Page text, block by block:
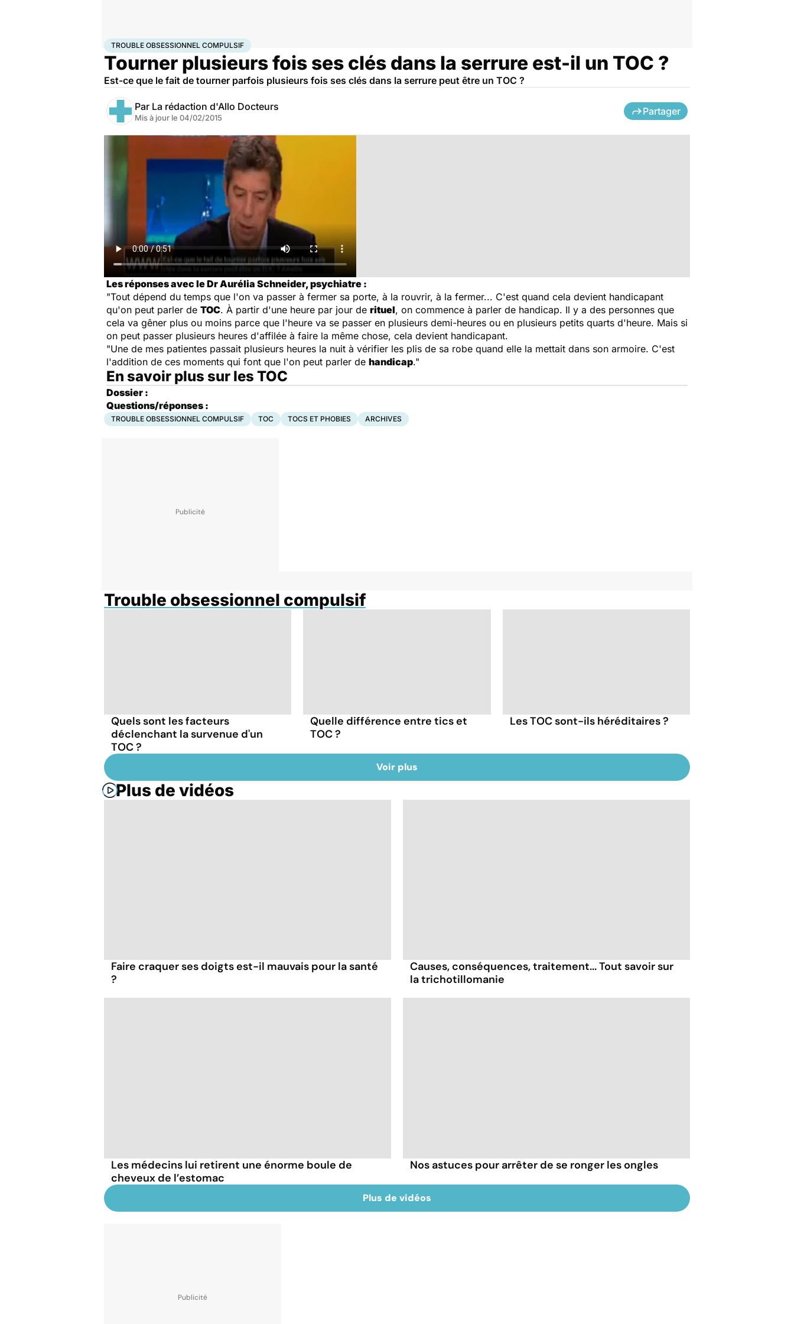
AccueilSantéTrouble obsessionnel compulsif
TROUBLE OBSESSIONNEL COMPULSIF
Tourner plusieurs fois ses clés dans la serrure est-il un TOC ?
Est-ce que le fait de tourner parfois plusieurs fois ses clés dans la serrure peut être un TOC ?
Par La rédaction d'Allo Docteurs
Mis à jour le 04/02/2015
Partager
Les réponses avec le Dr Aurélia Schneider, psychiatre :
"Tout dépend du temps que l'on va passer à fermer sa porte, à la rouvrir, à la fermer... C'est quand cela devient handicapant
qu'on peut parler de TOC. À partir d'une heure par jour de rituel, on commence à parler de handicap. Il y a des personnes que
cela va gêner plus ou moins parce que l'heure va se passer en plusieurs demi-heures ou en plusieurs petits quarts d'heure. Mais si
on peut passer plusieurs heures d'affilée à faire la même chose, cela devient handicapant.
"Une de mes patientes passait plusieurs heures la nuit à vérifier les plis de sa robe quand elle la mettait dans son armoire. C'est
l'addition de ces moments qui font que l'on peut parler de handicap."
En savoir plus sur les TOC
Dossier :
Questions/réponses :
TROUBLE OBSESSIONNEL COMPULSIF TOC TOCS ET PHOBIES ARCHIVES
Trouble obsessionnel compulsif
Quels sont les facteurs
déclenchant la survenue d'un
TOC ?
Quelle différence entre tics et
TOC ?
Les TOC sont-ils héréditaires ?
Voir plus
Plus de vidéos
Faire craquer ses doigts est-il mauvais pour la santé
?
Causes, conséquences, traitement... Tout savoir sur
la trichotillomanie
Les médecins lui retirent une énorme boule de
cheveux de l’estomac
Nos astuces pour arrêter de se ronger les ongles
Plus de vidéos